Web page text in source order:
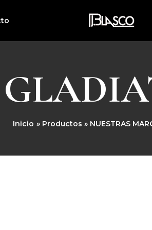
Inicio Productos NUESTRAS